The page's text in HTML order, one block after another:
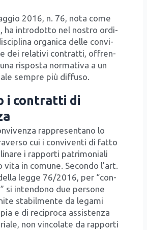
2016, n. 76, nota come
ha intro­dot­to nel nostro ordi­
orga­ni­ca del­le con­vi­
dei rela­ti­vi con­trat­ti, offren­
rispo­sta nor­ma­ti­va a un
sem­pre più dif­fu­so.
i contratti di
rap­pre­sen­ta­no lo
cui i con­vi­ven­ti di fat­to
i rap­por­ti patri­mo­nia­li
in comu­ne. Secon­do l’art.
leg­ge 76/​2016, per “con­
si inten­do­no due per­so­ne
sta­bil­men­te da lega­mi
e di reci­pro­ca assi­sten­za
non vin­co­la­te da rap­por­ti